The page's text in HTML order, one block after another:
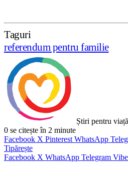
Taguri
referendum pentru familie
Știri pentru viață
0 se citește în 2 minute
Facebook X Pinterest WhatsApp
Tipărește
Facebook X WhatsApp Telegram